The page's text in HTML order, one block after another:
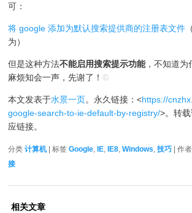
可：
将 google 添加为默认搜索提供商的注册表文件
为）
但是这种方法不能启用搜索提示功能，不知道为
麻烦知会一声，先谢了！©
本文发表于水景一页。永久链接：<https://
google-search-to-ie-default-by-registry/>。转
应链接。
分类计算机| 标签Google ,IE ,IE8 ,Windows ,技巧 | 作
接
相关文章